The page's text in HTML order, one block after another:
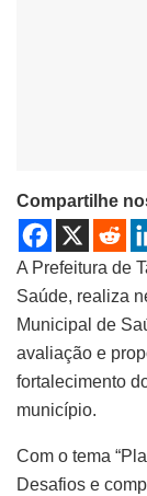
Compartilhe
A Prefeitura de
Saúde, realiza
Municipal de
avaliação e
fortalecimento
município.
Com o tema
Desafios e